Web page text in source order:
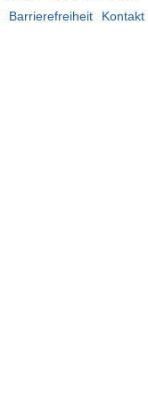
Barrierefreiheit Kontakt